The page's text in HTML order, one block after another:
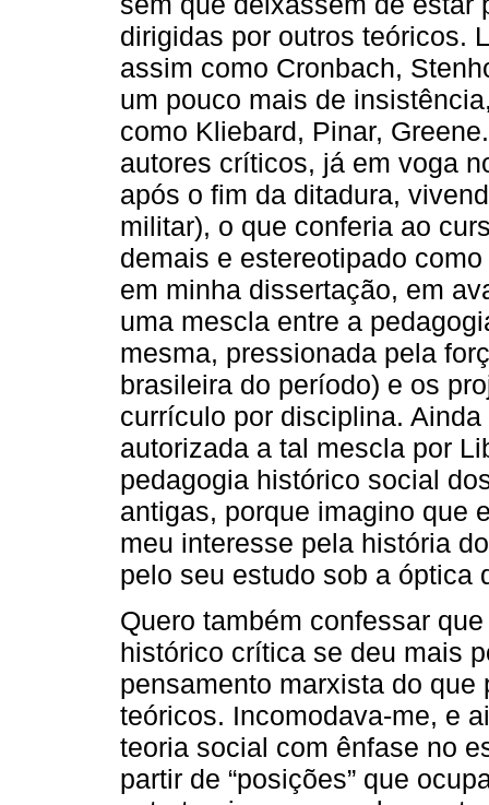
dirigidas por outros teóricos.
assim como Cronbach,
um pouco mais de
como Kliebard, Pinar,
autores críticos, já em voga
após o fim da ditadura,
militar), o que conferia ao
demais e estereotipado
em minha dissertação, em
uma mescla entre a
mesma, pressionada pela
brasileira do período) e os
currículo por disciplina.
autorizada a tal mescla por
pedagogia histórico social
antigas, porque imagino que
meu interesse pela história
pelo seu estudo sob a óptica
Quero também confessar
histórico crítica se deu mais
pensamento marxista do
teóricos. Incomodava-me, e
teoria social com ênfase no
partir de “posições” que